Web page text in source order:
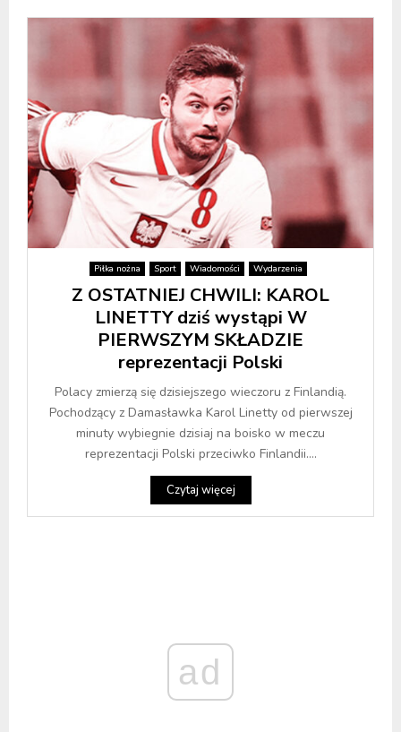
Piłka nożna Sport Wiadomości Wydarzenia
Z OSTATNIEJ CHWILI: KAROL
LINETTY dziś wystąpi W
PIERWSZYM SKŁADZIE
reprezentacji Polski
Polacy zmierzą się dzisiejszego wieczoru z Finlandią.
Pochodzący z Damasławka Karol Linetty od pierwszej
minuty wybiegnie dzisiaj na boisko w meczu
reprezentacji Polski przeciwko Finlandii....
Czytaj więcej
ad